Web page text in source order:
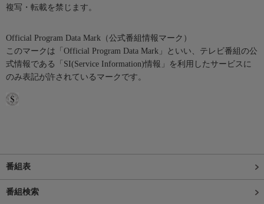
複写・転載を禁じます。
Official Program Data Mark（公式番組情報マーク）
このマークは「Official Program Data Mark」といい、テレビ番組の公
式情報である「SI(Service Information)情報」を利用したサービスに
のみ表記が許されているマークです。
番組表
番組検索